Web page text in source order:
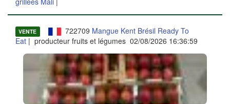
VENTE 722709 Mangue Kent Brésil Ready To
Eat | producteur fruits et légumes 02/08/2026 16:36:59